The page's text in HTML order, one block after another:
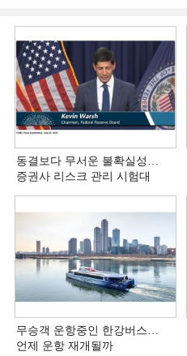
동결보다 무서운 불확실성…
증권사 리스크 관리 시험대
무승객 운항중인 한강버스…
언제 운항 재개될까